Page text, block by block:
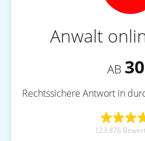
Anwalt
AB 30
Rechtssichere Antwort in
123.876